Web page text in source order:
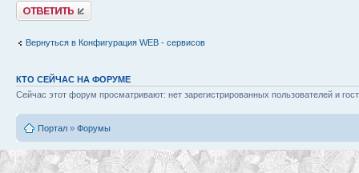
Ответить
Вернуться в Конфигурация WEB - сервисов
КТО СЕЙЧАС НА ФОРУМЕ
Сейчас этот форум просматривают: нет зарегистрированных пользователей и
Портал » Форумы